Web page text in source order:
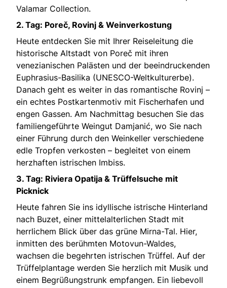
Valamar Collection.
2. Tag: Poreč, Rovinj & Weinverkostung
Heute entdecken Sie mit Ihrer Reiseleitung die
historische Altstadt von Poreč mit ihren
venezianischen Palästen und der beeindruckenden
Euphrasius-Basilika (UNESCO-Weltkulturerbe).
Danach geht es weiter in das romantische Rovinj –
ein echtes Postkartenmotiv mit Fischerhafen und
engen Gassen. Am Nachmittag besuchen Sie das
familiengeführte Weingut Damjanić, wo Sie nach
einer Führung durch den Weinkeller verschiedene
edle Tropfen verkosten – begleitet von einem
herzhaften istrischen Imbiss.
3. Tag: Riviera Opatija & Trüffelsuche mit
Picknick
Heute fahren Sie ins idyllische istrische Hinterland
nach Buzet, einer mittelalterlichen Stadt mit
herrlichem Blick über das grüne Mirna-Tal. Hier,
inmitten des berühmten Motovun-Waldes,
wachsen die begehrten istrischen Trüffel. Auf der
Trüffelplantage werden Sie herzlich mit Musik und
einem Begrüßungstrunk empfangen. Ein liebevoll